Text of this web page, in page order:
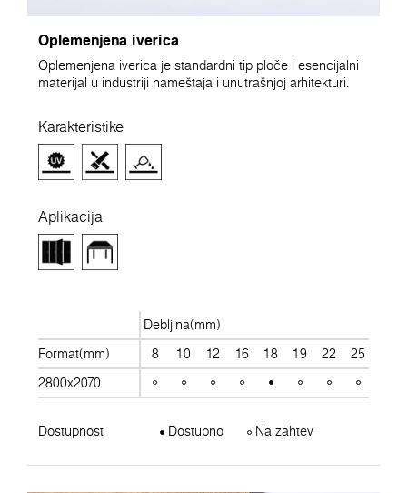
Oplemenjena iverica
Oplemenjena iverica je standardni tip ploče i esencijalni
materijal u industriji nameštaja i unutrašnjoj arhitekturi.
Karakteristike
Aplikacija
Debljina(mm)
Format(mm)
8 10 12 16 18 19 22 25
2800x2070
Dostupnost Dostupno Na zahtev